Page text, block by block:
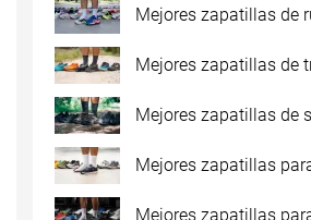
Mejores zapatillas de
Mejores zapatillas de
Mejores zapatillas de
Mejores zapatillas
Mejores zapatillas